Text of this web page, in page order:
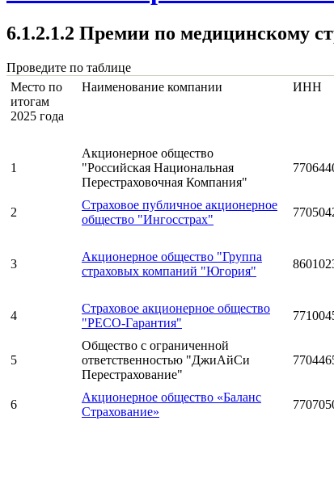
6.1.2.1.2 Премии по медицинскому
Проведите по таблице
Место по
итогам
2025 года
Наименование компании ИНН
1
Акционерное общество
"Российская Национальная
Перестраховочная Компания"
2
Страховое публичное акционерное
общество "Ингосстрах"
3
Акционерное общество "Группа
страховых компаний "Югория"
4
Страховое акционерное общество
"РЕСО-Гарантия"
5
Общество с ограниченной
ответственностью "ДжиАйСи
Перестрахование"
6
Акционерное общество «Баланс
Страхование»